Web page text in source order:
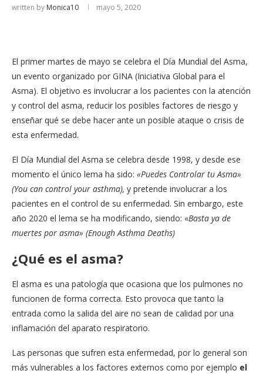
written by Monica10 mayo 5, 2020
El primer martes de mayo se celebra el Día Mundial del Asma,
un evento organizado por GINA (Iniciativa Global para el
Asma). El objetivo es involucrar a los pacientes con la atención
y control del asma, reducir los posibles factores de riesgo y
enseñar qué se debe hacer ante un posible ataque o crisis de
esta enfermedad.
El Día Mundial del Asma se celebra desde 1998, y desde ese
momento el único lema ha sido: «Puedes Controlar tu Asma»
(You can control your asthma), y pretende involucrar a los
pacientes en el control de su enfermedad. Sin embargo, este
año 2020 el lema se ha modificando, siendo: «Basta ya de
muertes por asma» (Enough Asthma Deaths)
¿Qué es el asma?
El asma es una patología que ocasiona que los pulmones no
funcionen de forma correcta. Esto provoca que tanto la
entrada como la salida del aire no sean de calidad por una
inflamación del aparato respiratorio.
Las personas que sufren esta enfermedad, por lo general son
más vulnerables a los factores externos como por ejemplo el